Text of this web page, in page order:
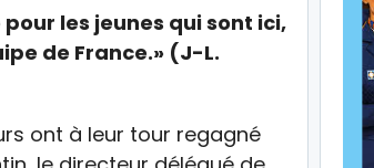
les jeunes qui sont ici,
de France.» (J-L.
ont à leur tour regagné